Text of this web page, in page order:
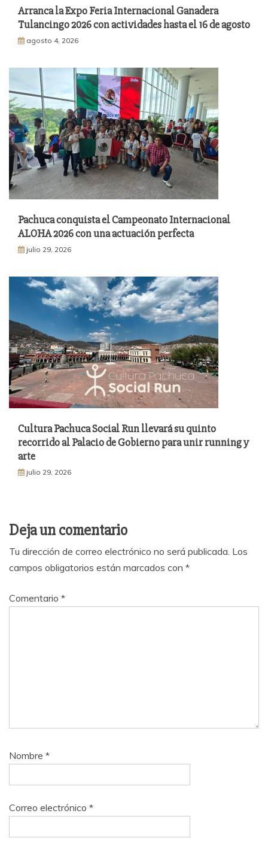
Arranca la Expo Feria Internacional Ganadera
Tulancingo 2026 con actividades hasta el 16 de agosto
agosto 4, 2026
Pachuca conquista el Campeonato Internacional
ALOHA 2026 con una actuación perfecta
julio 29, 2026
Cultura Pachuca Social Run llevará su quinto
recorrido al Palacio de Gobierno para unir running y
arte
julio 29, 2026
Deja un comentario
Tu dirección de correo electrónico no será publicada. Los
campos obligatorios están marcados con *
Comentario *
Nombre *
Correo electrónico *